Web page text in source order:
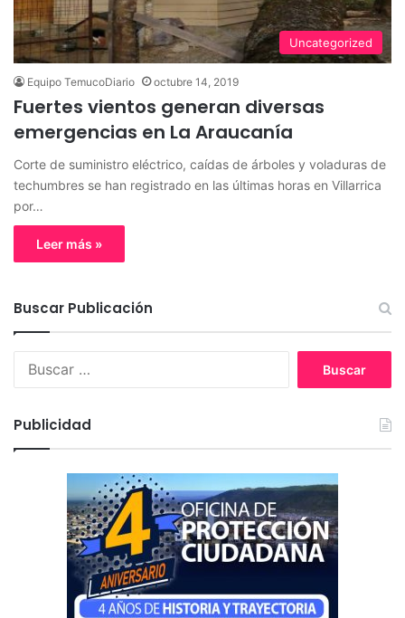
Uncategorized
Equipo TemucoDiario octubre 14, 2019
Fuertes vientos generan diversas
emergencias en La Araucanía
Corte de suministro eléctrico, caídas de árboles y voladuras de
techumbres se han registrado en las últimas horas en Villarrica
por…
Leer más »
Buscar Publicación
:
Publicidad